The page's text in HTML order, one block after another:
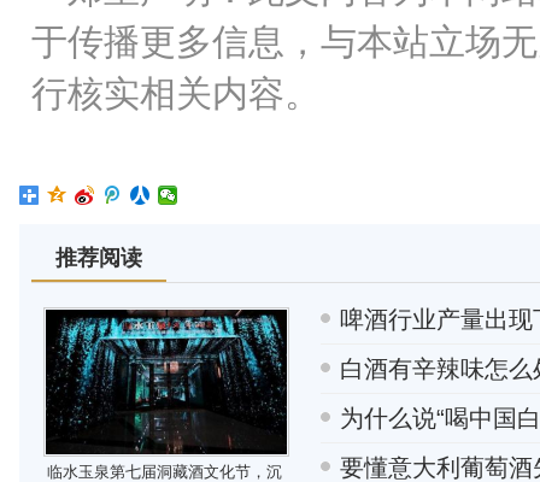
于传播更多信息，与本站立场
行核实相关内容。
推荐阅读
临水玉泉第七届洞藏酒文化节，沉
啤酒行业产量出
白酒有辛辣味怎么
为什么说“喝中国
要懂意大利葡萄